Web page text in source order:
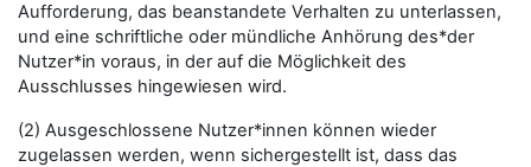
Aufforderung, das beanstandete Verhalten zu unterlassen,
und eine schriftliche oder mündliche Anhörung des*der
Nutzer*in voraus, in der auf die Möglichkeit des
Ausschlusses hingewiesen wird.
(2) Ausgeschlossene Nutzer*innen können wieder
zugelassen werden, wenn sichergestellt ist, dass das